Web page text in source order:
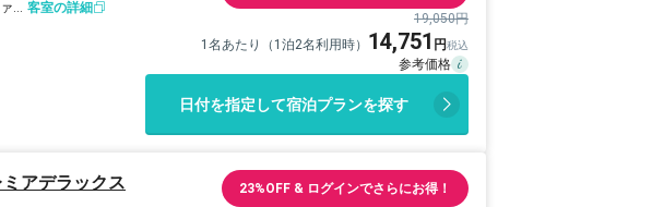
シングルベッド 2 台およびシングルソファーベッド 2 台 客室の詳細
19,050円
1名あたり（1泊2名利用時） 14,751
日付を指定して宿泊プランを探す
アデラックス
23%OFF & ログインでさらにお得！